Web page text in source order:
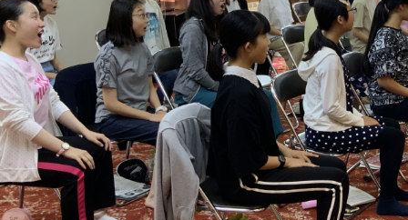
カリキュラム 授業、各教科の取り組み
補習・教養講座・公開講座・
高大連携・講習・勉強合宿
ライフスキルプログラム
芸術教育 課外授業
図書館教育 ICT機器の活用
学校生活